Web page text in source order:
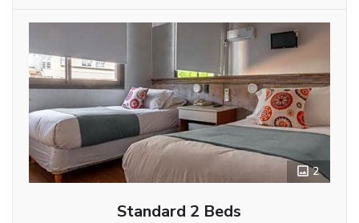
2
Standard 2 Beds